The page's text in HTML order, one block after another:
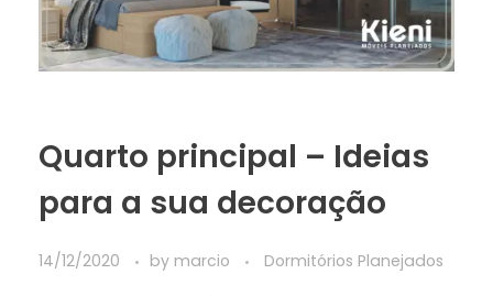
Quarto principal – Ideias
para a sua decoração
14/12/2020 by marcio Dormitórios Planejados